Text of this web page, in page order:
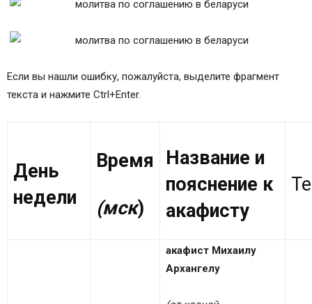
Если вы нашли ошибку, пожалуйста, выделите фрагмент
текста и нажмите Ctrl+Enter.
День
недели
Время
(мск)
Название и
пояснение к
акафисту
акафист Михаилу
Архангелу